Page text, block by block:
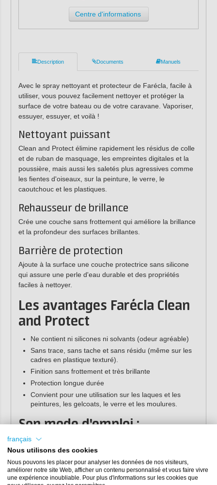
Centre d'informations
Description Documents Manuels
Avec le spray nettoyant et protecteur de Farécla, facile à
utiliser, vous pouvez facilement nettoyer et protéger la
surface de votre bateau ou de votre caravane. Vaporiser,
essuyer, essuyer, et voilà !
Nettoyant puissant
Clean and Protect élimine rapidement les résidus de colle
et de ruban de masquage, les empreintes digitales et la
poussière, mais aussi les saletés plus agressives comme
les fientes d'oiseaux, sur la peinture, le verre, le
caoutchouc et les plastiques.
Rehausseur de brillance
Crée une couche sans frottement qui améliore la brillance
et la profondeur des surfaces brillantes.
Barrière de protection
Ajoute à la surface une couche protectrice sans silicone
qui assure une perle d'eau durable et des propriétés
faciles à nettoyer.
Les avantages Farécla Clean
and Protect
Ne contient ni silicones ni solvants (odeur agréable)
Sans trace, sans tache et sans résidu (même sur les
cadres en plastique texturé).
Finition sans frottement et très brillante
Protection longue durée
Convient pour une utilisation sur les laques et les
peintures, les gelcoats, le verre et les moulures.
Son mode d'emploi :
Farécla Clean and Protect est très polyvalent et convient
pour les laques, les gelcoats, le verre, les caoutchoucs et
les plastiques sur les surfaces mates et brillantes.
Vaporisez généreusement sur la surface ;
français
Nous utilisons des cookies
Nous pouvons les placer pour analyser les données de nos visiteurs,
améliorer notre site Web, afficher un contenu personnalisé et vous faire vivre
une expérience inoubliable. Pour plus d'informations sur les cookies que